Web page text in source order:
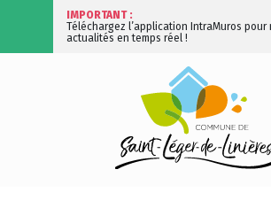
IMPORTANT :
Téléchargez l’application IntraMuros pour
actualités en temps réel !